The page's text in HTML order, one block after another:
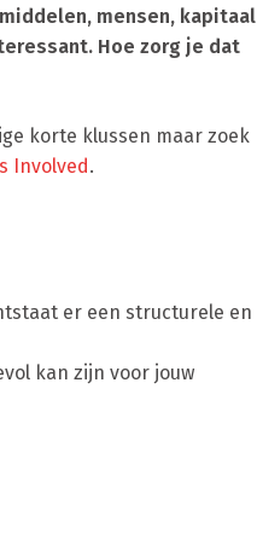
mensen, kapitaal
Hoe zorg je dat
korte klussen maar zoek
Involved .
er een structurele en
kan zijn voor jouw